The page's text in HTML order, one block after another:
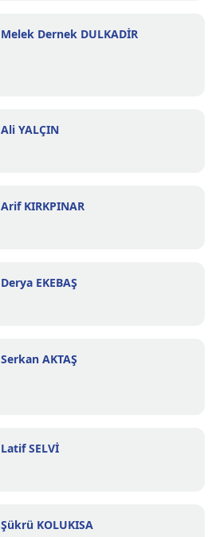
Melek Dernek DULKADİR
Ali YALÇIN
Arif KIRKPINAR
Derya EKEBAŞ
Serkan AKTAŞ
Latif SELVİ
Şükrü KOLUKISA